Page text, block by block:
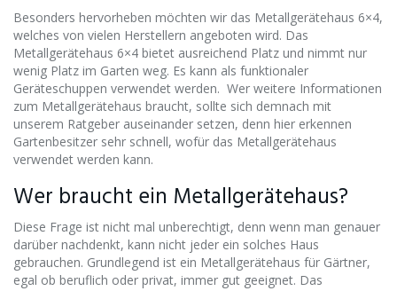
Besonders hervorheben möchten wir das Metallgerätehaus 6×4,
welches von vielen Herstellern angeboten wird. Das
Metallgerätehaus 6×4 bietet ausreichend Platz und nimmt nur
wenig Platz im Garten weg. Es kann als funktionaler
Geräteschuppen verwendet werden. Wer weitere Informationen
zum Metallgerätehaus braucht, sollte sich demnach mit
unserem Ratgeber auseinander setzen, denn hier erkennen
Gartenbesitzer sehr schnell, wofür das Metallgerätehaus
verwendet werden kann.
Wer braucht ein Metallgerätehaus?
Diese Frage ist nicht mal unberechtigt, denn wenn man genauer
darüber nachdenkt, kann nicht jeder ein solches Haus
gebrauchen. Grundlegend ist ein Metallgerätehaus für Gärtner,
egal ob beruflich oder privat, immer gut geeignet. Das